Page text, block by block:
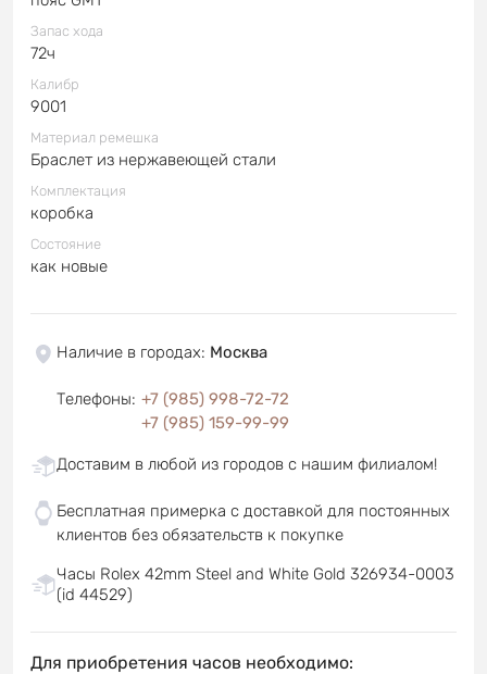
Запас хода
72ч
Калибр
9001
Материал ремешка
Браслет из нержавеющей стали
Комплектация
коробка
Состояние
как новые
Наличие в городах: Москва
Телефоны: +7 (985) 998-72-72
+7 (985) 159-99-99
Доставим в любой из городов с нашим филиалом!
Бесплатная примерка с доставкой для постоянных
клиентов без обязательств к покупке
Часы Rolex 42mm Steel and White Gold 326934-0003
(id 44529)
Для приобретения часов необходимо: